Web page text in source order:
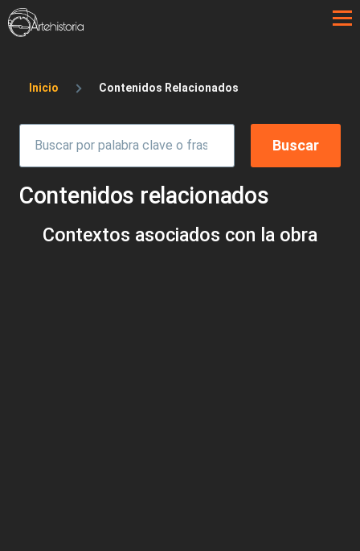
Pasar al contenido principal
Sobrescribir enlaces de ayuda a la
Inicio Contenidos Relacionados
Contenidos relacionados
Contextos asociados con la obra